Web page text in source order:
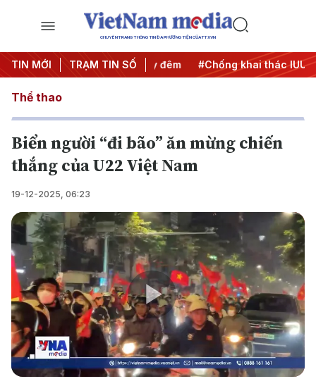
CHUYÊN TRANG THÔNG TIN ĐA PHƯƠNG TIỆN CỦA TTXVN
TIN MỚI TRẠM TIN SỐ
#Chiến dịch 500 ngày đêm #Chống khai thác IUU
Thể thao
Biển người “đi bão” ăn mừng chiến
thắng của U22 Việt Nam
19-12-2025, 06:23
Play
Video